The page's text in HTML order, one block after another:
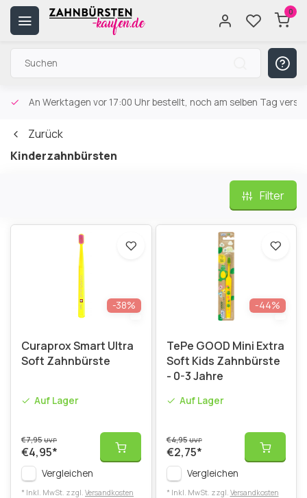
0
An Werktagen vor 17:00 Uhr bestellt, noch am selben Tag
Zurück
Kinderzahnbürsten
Filter
-38%
Curaprox Smart Ultra
Soft Zahnbürste
Auf Lager
€7,95UVP
€4,95*
Vergleichen
* Inkl. MwSt. zzgl. Versandkosten
-44%
TePe GOOD Mini Extra
Soft Kids Zahnbürste
- 0-3 Jahre
Auf Lager
€4,95UVP
€2,75*
Vergleichen
* Inkl. MwSt. zzgl. Versandkosten